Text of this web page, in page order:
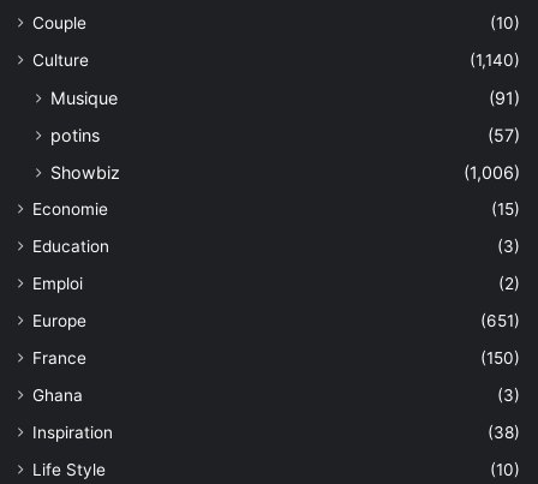
Couple
(10)
Culture
(1,140)
Musique
(91)
potins
(57)
Showbiz
(1,006)
Economie
(15)
Education
(3)
Emploi
(2)
Europe
(651)
France
(150)
Ghana
(3)
Inspiration
(38)
Life Style
(10)